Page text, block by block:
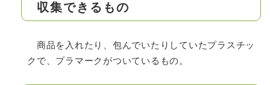
収集できるもの
商品を入れたり、包んでいたりしていたプラスチッ
クで、プラマークがついているもの。